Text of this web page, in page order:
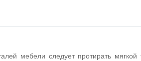
мебели следует протирать мягкой